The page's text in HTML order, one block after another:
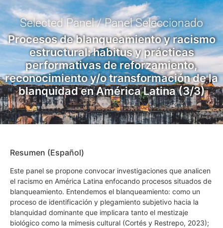
Selected Panel / Panel Seleccionado
Procesos de blanqueamiento y racismo
estructural: habitus y prácticas
performativas de reforzamiento,
reconocimiento y/o transformación de la
blanquidad en América Latina (3/3)
Resumen (Español)
Este panel se propone convocar investigaciones que analicen
el racismo en América Latina enfocando procesos situados de
blanqueamiento. Entendemos el blanqueamiento: como un
proceso de identificación y plegamiento subjetivo hacia la
blanquidad dominante que implicara tanto el mestizaje
biológico como la mímesis cultural (Cortés y Restrepo, 2023);